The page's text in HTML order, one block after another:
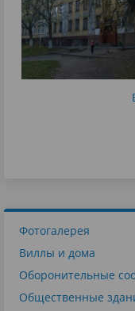
Фотогалерея
Виллы и дома
Оборонительные
Общественные